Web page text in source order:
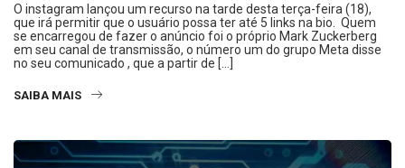
O instagram lançou um recurso na tarde desta terça-feira (18),
que irá permitir que o usuário possa ter até 5 links na bio. Quem
se encarregou de fazer o anúncio foi o próprio Mark Zuckerberg
em seu canal de transmissão, o número um do grupo Meta disse
no seu comunicado , que a partir de […]
SAIBA MAIS